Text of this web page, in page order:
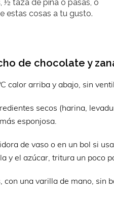
½ taza de piña o pasas, o
estas cosas a tu gusto.
de chocolate y
calor arriba y abajo, sin
secos (harina,
esponjosa.
de vaso o en un bol si
y el azúcar, tritura un poco
con una varilla de mano, sin